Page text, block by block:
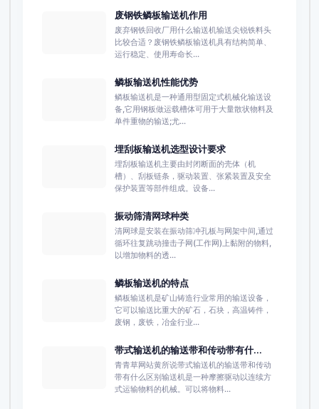
废钢铁鳞板输送机作用
废弃钢铁回收厂用什么输送机输送尖锐铁料头
比较合适？废钢铁鳞板输送机具有结构简单、
运行稳定、使用寿命长...
鳞板输送机性能优势
鳞板输送机是一种通用型固定式机械化输送设
备,它用钢板做运载槽体可用于大量散状物料及
单件重物的输送;尤...
埋刮板输送机选型设计要求
埋刮板输送机主要由封闭断面的壳体（机
槽）、刮板链条，驱动装置、张紧装置及安全
保护装置等部件组成。设备...
振动筛清网球种类
清网球是安装在振动筛冲孔板与网架中间,通过
循环往复跳动撞击子网(工作网)上黏附的物料,
以增加物料的透...
鳞板输送机的特点
鳞板输送机是矿山铸造行业常用的输送设备，
它可以输送比重大的矿石，石块，高温铸件，
废钢，废铁，冶金行业...
带式输送机的输送带和传动带有什...
青青草网站黄所说带式输送机的输送带和传动
带有什么区别输送机是一种摩擦驱动以连续方
式运输物料的机械。可以将物料...